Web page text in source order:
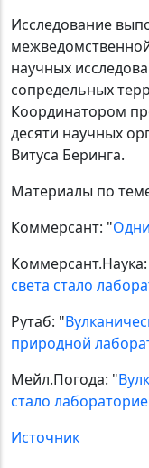
Исследование
научных
сопредельных
Координатором
десяти научных
Витуса Беринга.
Материалы по
Коммерсант: "
света стало
Рутаб: "
природной
Мейл.Погода: "
стало
Источник